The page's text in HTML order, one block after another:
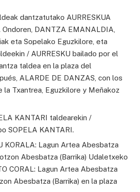
dantzatutako AURRESKUA
DANTZA EMANALDIA,
eta Sopelako Eguzkilore, eta
/ AURRESKU bailado por el
taldea en la plaza del
ALARDE DE DANZAS, con los
la Txantrea, Eguzkilore y Meñakoz
KANTARI taldearekin /
SOPELA KANTARI.
KORALA: Lagun Artea Abesbatza
Abesbatza (Barrika) Udaletxeko
CORAL: Lagun Artea Abesbatza
Abesbatza (Barrika) en la plaza